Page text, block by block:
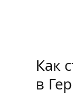
Как
в